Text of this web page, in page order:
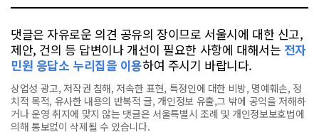
댓글은 자유로운 의견 공유의 장이므로 서울시에 대한 신고,
제안, 건의 등 답변이나 개선이 필요한 사항에 대해서는 전자
민원 응답소 누리집을 이용하여 주시기 바랍니다.
상업성 광고, 저작권 침해, 저속한 표현, 특정인에 대한 비방, 명예훼손, 정
치적 목적, 유사한 내용의 반복적 글, 개인정보 유출,그 밖에 공익을 저해하
거나 운영 취지에 맞지 않는 댓글은 서울특별시 조례 및 개인정보보호법에
의해 통보없이 삭제될 수 있습니다.